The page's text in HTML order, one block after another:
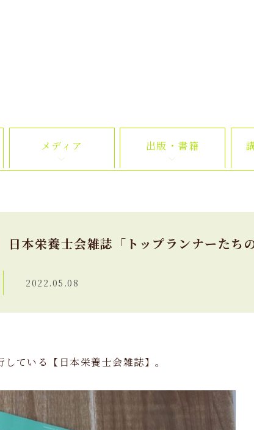
メディア 出版・書籍
日本栄養士会雑誌「トップランナーたち
2022.05.08
ている【日本栄養士会雑誌】。